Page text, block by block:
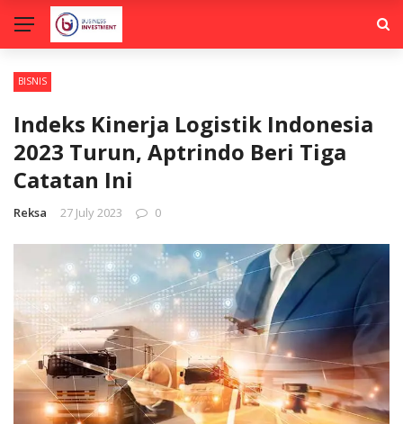
BISNIS
Indeks Kinerja Logistik Indonesia
2023 Turun, Aptrindo Beri Tiga
Catatan Ini
Reksa 27 July 2023 0